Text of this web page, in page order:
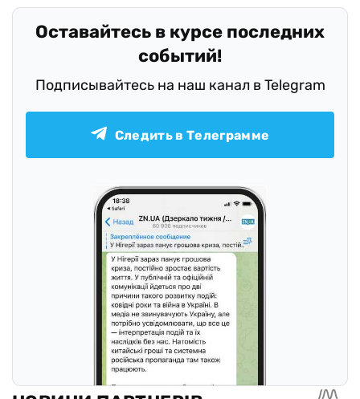
Оставайтесь в курсе последних
событий!
Подписывайтесь на наш канал в Telegram
Следить в Телеграмме